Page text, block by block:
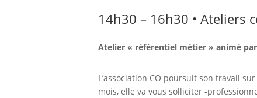
14h30 – 16h30 • Ateliers
Atelier « référentiel métier » animé par
L’association CO poursuit son travail
mois, elle va vous solliciter -